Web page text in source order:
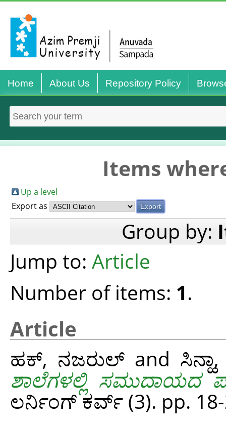
Home About Us Repository Policy
Items
Up a level
Export as
Group by:
Jump to: Article
Number of items: 1.
Article
ಹಕ್, ನಜರುಲ್ and
ಶಾಲೆಗಳಲ್ಲಿ ಸಮುದಾಯದ
ಲರ್ನಿಂಗ್ ಕರ್ವ್ (3). pp.